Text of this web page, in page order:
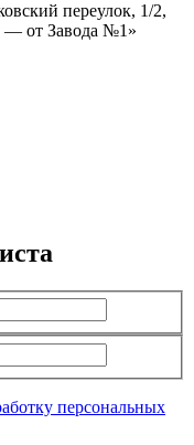
переулок, 1/2,
— от Завода №1»
персональных